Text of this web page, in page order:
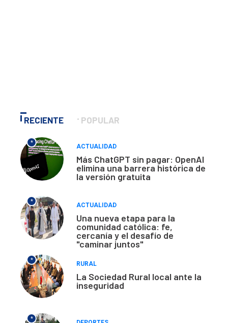
RECIENTE POPULAR
*
ACTUALIDAD
Más ChatGPT sin pagar: OpenAI
elimina una barrera histórica de
la versión gratuita
*
ACTUALIDAD
Una nueva etapa para la
comunidad católica: fe,
cercanía y el desafío de
"caminar juntos"
*
RURAL
La Sociedad Rural local ante la
inseguridad
*